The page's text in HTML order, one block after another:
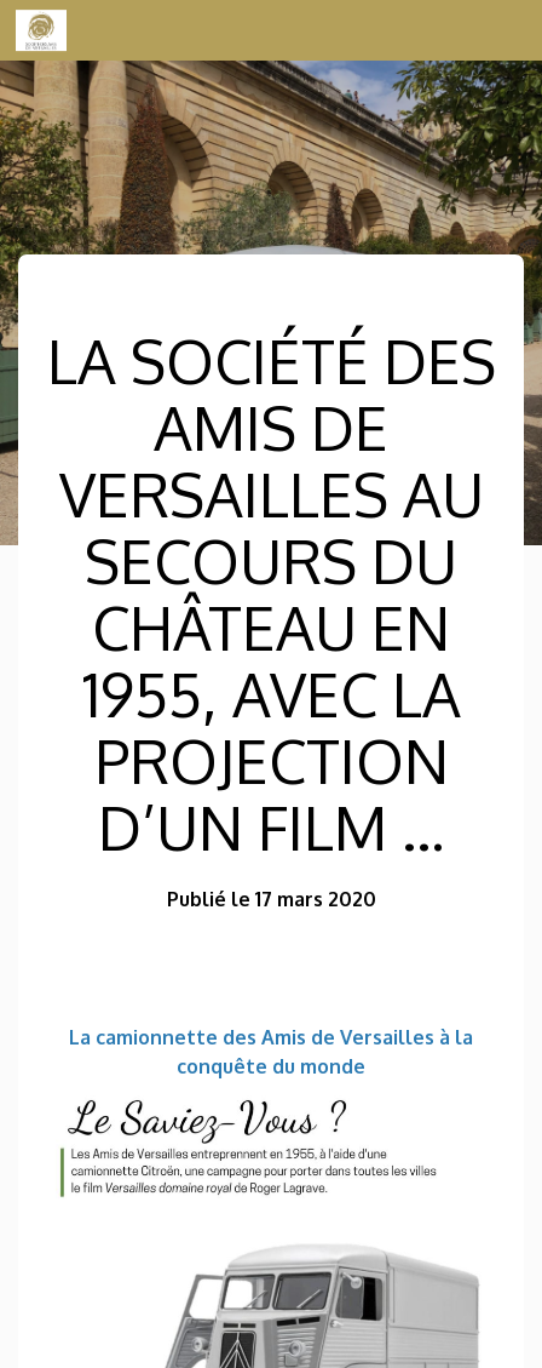
Skip to content
LA SOCIÉTÉ DES
AMIS DE
VERSAILLES AU
SECOURS DU
CHÂTEAU EN
1955, AVEC LA
PROJECTION
D’UN FILM …
Publié le 17 mars 2020
La camionnette des Amis de Versailles à la
conquête du monde